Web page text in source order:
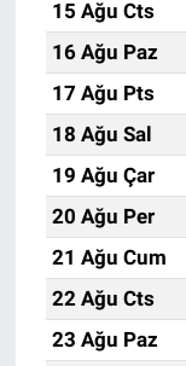
15 Ağu Cts
16 Ağu Paz
17 Ağu Pts
18 Ağu Sal
19 Ağu Çar
20 Ağu Per
21 Ağu Cum
22 Ağu Cts
23 Ağu Paz